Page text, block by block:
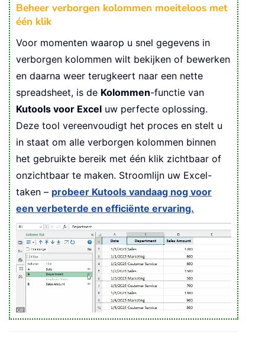
Beheer verborgen kolommen moeiteloos met
één klik
Voor momenten waarop u snel gegevens in
verborgen kolommen wilt bekijken of bewerken
en daarna weer terugkeert naar een nette
spreadsheet, is de Kolommen-functie van
Kutools voor Excel uw perfecte oplossing.
Deze tool vereenvoudigt het proces en stelt u
in staat om alle verborgen kolommen binnen
het gebruikte bereik met één klik zichtbaar of
onzichtbaar te maken. Stroomlijn uw Excel-
taken – probeer Kutools vandaag nog voor
een verbeterde en efficiënte ervaring.